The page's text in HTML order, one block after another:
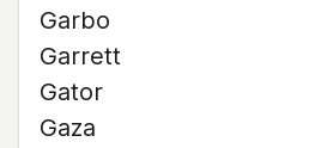
Garbo
Garrett
Gator
Gaza